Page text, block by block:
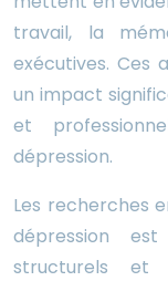
travail, la
exécutives. Ces
un impact
et
dépression.
Les recherches
dépression
structurels et